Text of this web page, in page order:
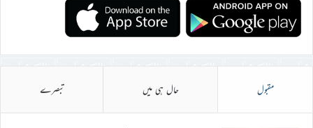
مقبول حال ہی میں تبصرے